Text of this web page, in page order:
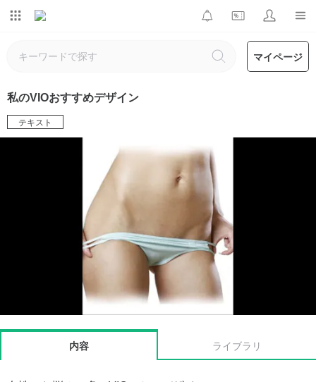
マイページ
私のVIOおすすめデザイン
テキスト
内容 ライブラリ